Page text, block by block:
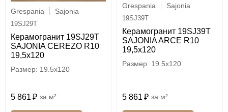
Grespania Sajonia
19SJ29T
Керамогранит 19SJ29T
SAJONIA CEREZO R10
19,5х120
19.5x120
5 861 м²
Grespania Sajonia
19SJ39T
Керамогранит 19SJ39T
SAJONIA ARCE R10
19,5х120
19.5x120
5 861 м²